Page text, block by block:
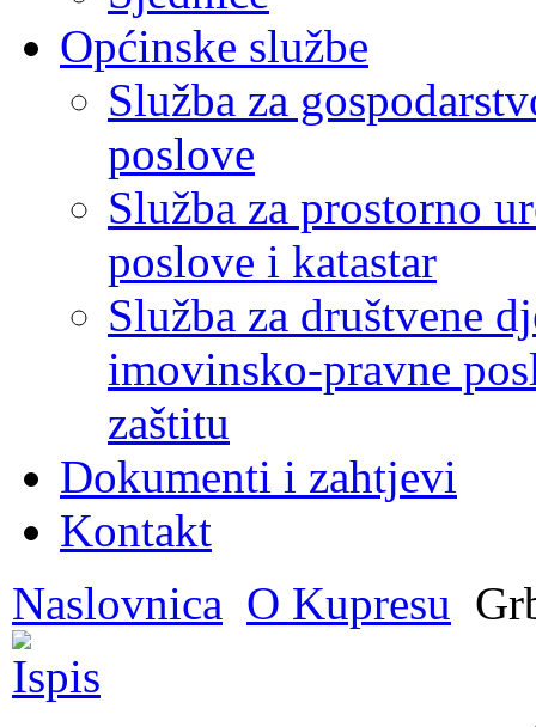
Općinske službe
Služba za
poslove
Služba za prostorno
poslove i katastar
Služba za društvene
imovinsko-pravne
zaštitu
Dokumenti i zahtjevi
Kontakt
Naslovnica O Kupresu